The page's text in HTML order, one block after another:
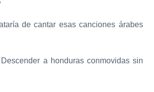
de cantar esas canciones árabes
a honduras conmovidas sin